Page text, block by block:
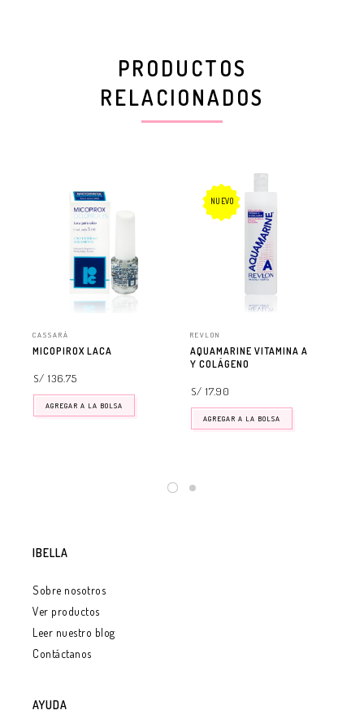
PRODUCTOS
RELACIONADOS
CASSARÁ
MICOPIROX LACA
S/ 136.75
AGREGAR A LA BOLSA
NUEVO
REVLON
AQUAMARINE VITAMINA A
Y COLÁGENO
S/ 17.90
AGREGAR A LA BOLSA
IBELLA
Sobre nosotros
Ver productos
Leer nuestro blog
Contáctanos
AYUDA